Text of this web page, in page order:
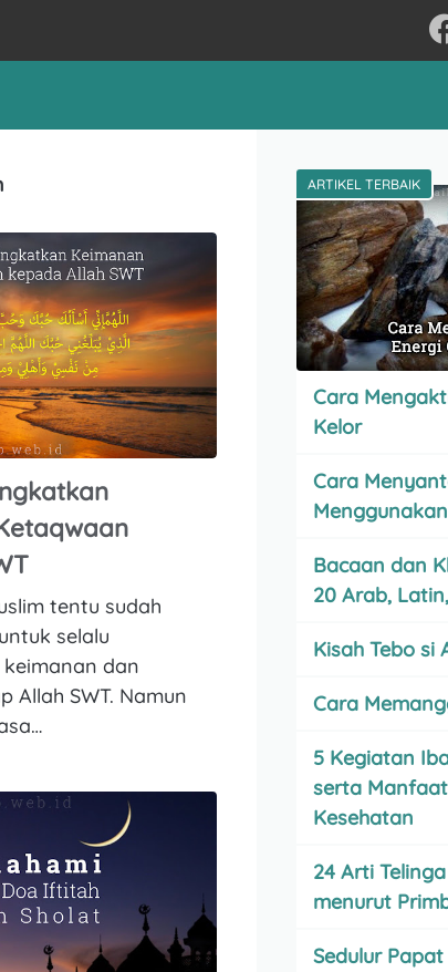
tentu sudah
selalu
dan
Allah SWT. Namun
ARTIKEL TERBAIK
Cara
Kelor
Cara
Bacaan dan
20 Arab,
Kisah Tebo si
Cara
5 Kegiatan
serta
Kesehatan
24 Arti
menurut
Sedulur